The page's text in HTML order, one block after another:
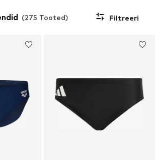
(275 Tooted) Filtreeri